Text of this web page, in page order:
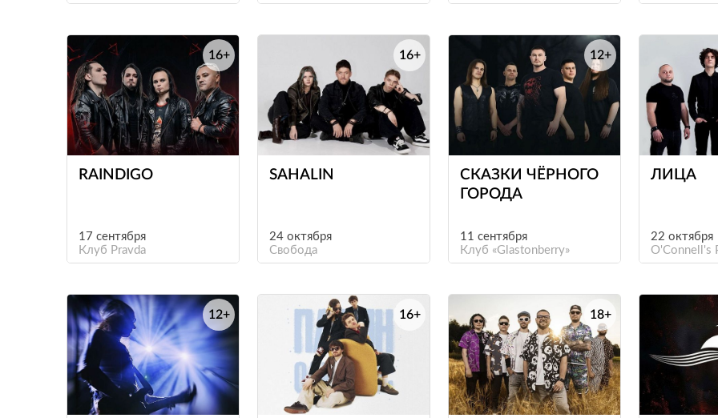
е
RAINDIGO
17 сентября
Клуб Pravda
16+
SAHALIN
24 октября
Свобода
16+
е
СКАЗКИ ЧЁРНОГО
ГОРОДА
11 сентября
Клуб «Glastonberry»
12+
ЛИЦА
22 октября
O'Connell's
е
12+
е
16+
е
18+